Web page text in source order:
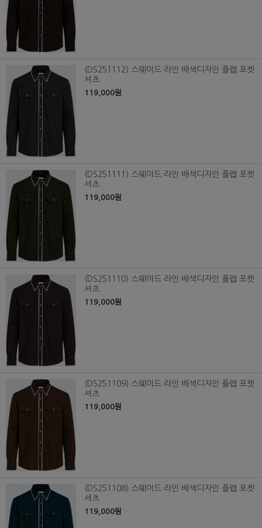
(DS251112) 스웨이드 라인 배색디자인 플랩 포켓
셔츠
119,000원
(DS251111) 스웨이드 라인 배색디자인 플랩 포켓
셔츠
119,000원
(DS251110) 스웨이드 라인 배색디자인 플랩 포켓
셔츠
119,000원
(DS251109) 스웨이드 라인 배색디자인 플랩 포켓
셔츠
119,000원
(DS251108) 스웨이드 라인 배색디자인 플랩 포켓
셔츠
119,000원